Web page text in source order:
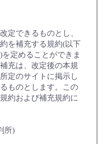
定できるものとし、
を補充する規約(以下
を定めることができま
充は、改定後の本規
定のサイトに掲示し
ものとします。この
約および補充規約に
所)